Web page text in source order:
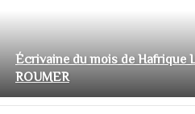
Écrivaine du mois de Hafrique
ROUMER